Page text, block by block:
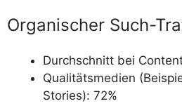
Organischer Such-
Durchschnitt bei
Qualitätsmedien
Stories): 72%